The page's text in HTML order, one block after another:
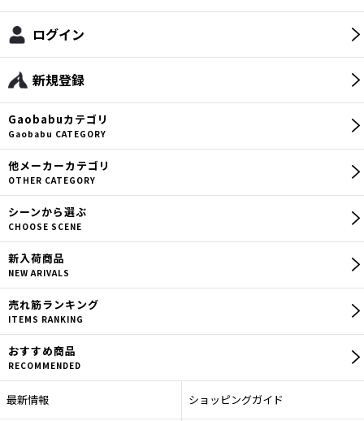
新規登録
ログイン
Gaobabuカテゴリ
Gaobabu CATEGORY
他メーカーカテゴリ
OTHER CATEGORY
シーンから選ぶ
CHOOSE SCENE
新入荷商品
NEW ARIVALS
売れ筋ランキング
ITEMS RANKING
おすすめ商品
RECOMMENDED
最新情報 ショッピングガイド